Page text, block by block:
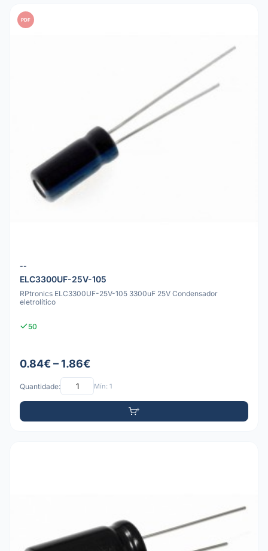
uma tensão de trabalho (V) pelo menos 20% superior à
tensão real do seu circuito para máxima segurança.
PDF
--
ELC3300UF-25V-105
RPtronics ELC3300UF-25V-105 3300uF 25V Condensador
eletrolítico
50
0.84€ – 1.86€
Quantidade: Mín: 1